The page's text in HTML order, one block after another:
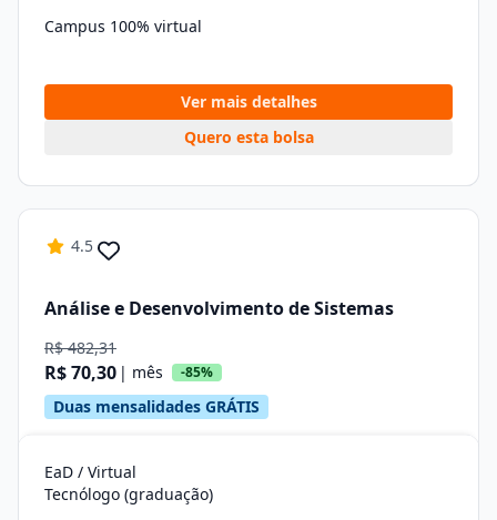
Campus 100% virtual
Ver mais detalhes
Quero esta bolsa
4.5
Análise e Desenvolvimento de Sistemas
R$ 482,31
R$ 70,30 | mês -85%
Duas mensalidades GRÁTIS
EaD / Virtual
Tecnólogo (graduação)